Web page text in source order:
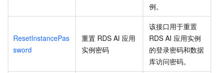
例。
ResetInstancePas
sword
重置 RDS AI 应用
实例密码
该接口用于重置
RDS AI 应用实例
的登录密码和数据
库访问密码。